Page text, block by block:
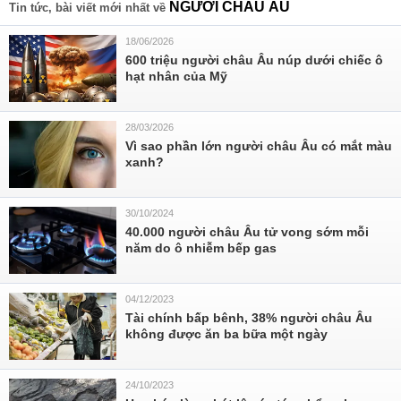
Tin tức, bài viết mới nhất về NGƯỜI CHÂU ÂU
18/06/2026
600 triệu người châu Âu núp dưới chiếc ô
hạt nhân của Mỹ
28/03/2026
Vì sao phần lớn người châu Âu có mắt màu
xanh?
30/10/2024
40.000 người châu Âu tử vong sớm mỗi
năm do ô nhiễm bếp gas
04/12/2023
Tài chính bấp bênh, 38% người châu Âu
không được ăn ba bữa một ngày
24/10/2023